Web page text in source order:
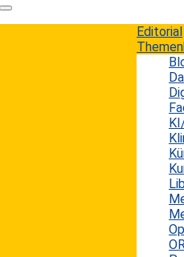
Editorial
Datum: 28. Dezember 2021
Die Agenda 2030 der
insgesamt 17 Ziele für
Entwicklung unseres
engagieren sich für die
Agenda genannten Ziele;
1990er Jahre versuchen sie
Auswirkungen auf die